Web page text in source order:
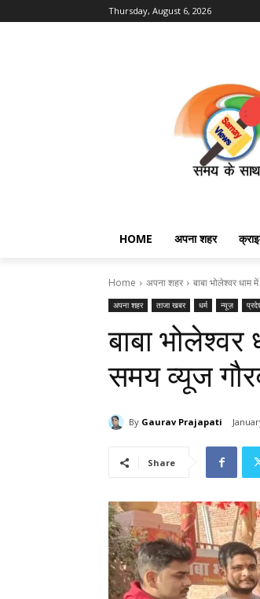
Thursday, August 6, 2026
HOME अपना शहर
Home अपना शहर बाबा भोलेश्वर धाम
अपना शहर ताजा खबर धर्म न्यूज़
बाबा
समय व्यूज
By Gaurav Prajapati
Share